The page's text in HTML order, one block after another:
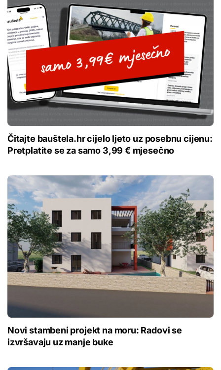
Čitajte bauštela.hr cijelo ljeto uz posebnu cijenu:
Pretplatite se za samo 3,99 € mjesečno
Novi stambeni projekt na moru: Radovi se
izvršavaju uz manje buke